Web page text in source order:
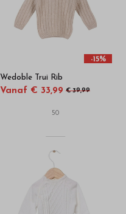
-15%
Wedoble Trui Rib
Vanaf € 33,99 € 39,99
50